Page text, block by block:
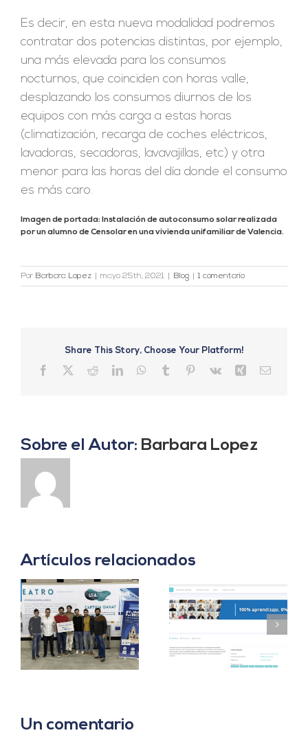
Es decir, en esta nueva modalidad podremos
contratar dos potencias distintas, por ejemplo,
una más elevada para los consumos
nocturnos, que coinciden con horas valle,
desplazando los consumos diurnos de los
equipos con más carga a estas horas
(climatización, recarga de coches eléctricos,
lavadoras, secadoras, lavavajillas, etc) y otra
menor para las horas del día donde el consumo
es más caro.
Imagen de portada: Instalación de autoconsumo solar realizada
por un alumno de Censolar en una vivienda unifamiliar de Valencia.
Por Barbara Lopez mayo 25th, 2021 Blog 1 comentario
Share This Story, Choose Your Platform!
Facebook RedditLinkedInWhatsApp
Tumblr Pinterest
Vk Xing Correo
Sobre el Autor: Barbara Lopez
Artículos relacionados
Censolar y Eunoia
alcanzan un
acuerdo de
colaboración.
Censolar se une a
2023
Un comentario